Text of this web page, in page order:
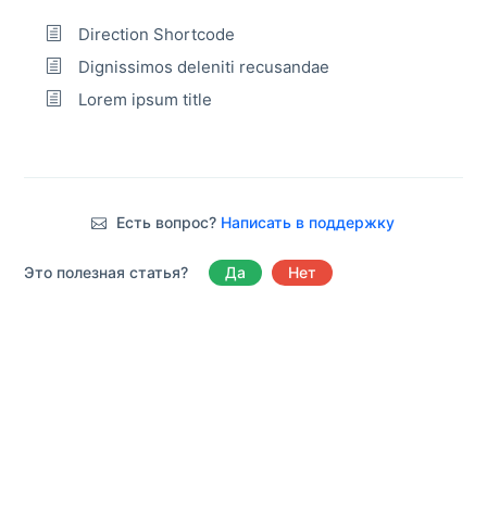
Direction Shortcode
Dignissimos deleniti recusandae
Lorem ipsum title
Есть вопрос? Написать в поддержку
Это полезная статья? Да Нет